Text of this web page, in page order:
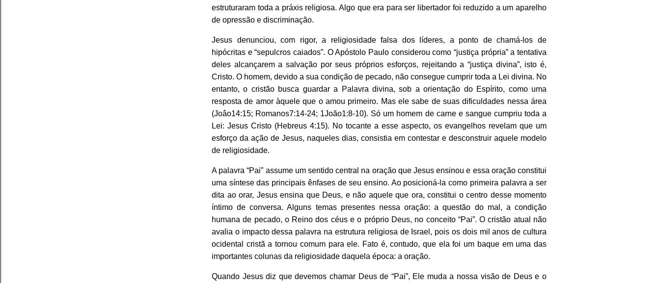
estruturaram toda a práxis religiosa. Algo que era para ser libertador foi reduzido a um aparelho
de opressão e discriminação.
Jesus denunciou, com rigor, a religiosidade falsa dos líderes, a ponto de chamá-los de
hipócritas e “sepulcros caiados”. O Apóstolo Paulo considerou como “justiça própria” a tentativa
deles alcançarem a salvação por seus próprios esforços, rejeitando a “justiça divina”, isto é,
Cristo. O homem, devido a sua condição de pecado, não consegue cumprir toda a Lei divina. No
entanto, o cristão busca guardar a Palavra divina, sob a orientação do Espírito, como uma
resposta de amor àquele que o amou primeiro. Mas ele sabe de suas dificuldades nessa área
(Joâo14:15; Romanos7:14-24; 1João1:8-10). Só um homem de carne e sangue cumpriu toda a
Lei: Jesus Cristo (Hebreus 4:15). No tocante a esse aspecto, os evangelhos revelam que um
esforço da ação de Jesus, naqueles dias, consistia em contestar e desconstruir aquele modelo
de religiosidade.
A palavra “Pai” assume um sentido central na oração que Jesus ensinou e essa oração constitui
uma síntese das principais ênfases de seu ensino. Ao posicioná-la como primeira palavra a ser
dita ao orar, Jesus ensina que Deus, e não aquele que ora, constitui o centro desse momento
íntimo de conversa. Alguns temas presentes nessa oração: a questão do mal, a condição
humana de pecado, o Reino dos céus e o próprio Deus, no conceito “Pai”. O cristão atual não
avalia o impacto dessa palavra na estrutura religiosa de Israel, pois os dois mil anos de cultura
ocidental cristã a tornou comum para ele. Fato é, contudo, que ela foi um baque em uma das
importantes colunas da religiosidade daquela época: a oração.
Quando Jesus diz que devemos chamar Deus de “Pai”, Ele muda a nossa visão de Deus e o